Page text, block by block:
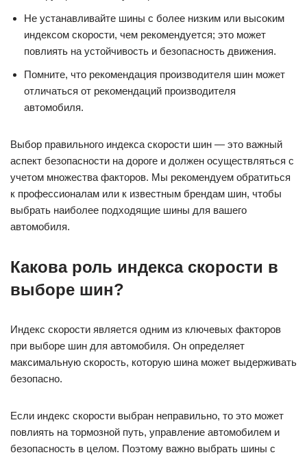
Не устанавливайте шины с более низким или высоким
индексом скорости, чем рекомендуется; это может
повлиять на устойчивость и безопасность движения.
Помните, что рекомендация производителя шин может
отличаться от рекомендаций производителя
автомобиля.
Выбор правильного индекса скорости шин — это важный
аспект безопасности на дороге и должен осуществляться с
учетом множества факторов. Мы рекомендуем обратиться
к профессионалам или к известным брендам шин, чтобы
выбрать наиболее подходящие шины для вашего
автомобиля.
Какова роль индекса скорости в
выборе шин?
Индекс скорости является одним из ключевых факторов
при выборе шин для автомобиля. Он определяет
максимальную скорость, которую шина может выдерживать
безопасно.
Если индекс скорости выбран неправильно, то это может
повлиять на тормозной путь, управление автомобилем и
безопасность в целом. Поэтому важно выбрать шины с